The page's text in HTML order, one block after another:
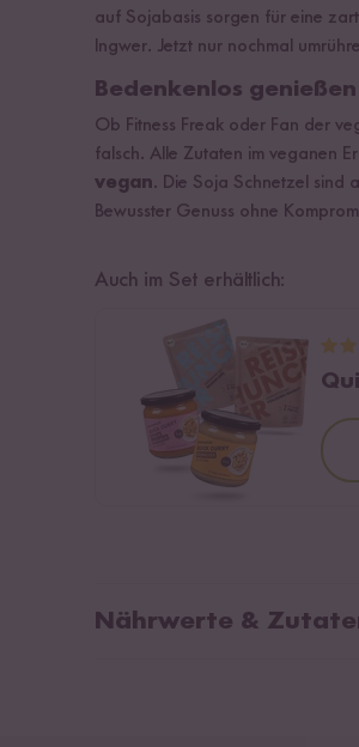
auf Sojabasis sorgen für eine
Ingwer. Jetzt nur nochmal
Bedenkenlos genießen
Ob Fitness Freak oder Fan der
falsch. Alle Zutaten im veganen
vegan. Die Soja Schnetzel sind
Bewusster Genuss ohne
Auch im Set erhältlich:
Nährwerte &